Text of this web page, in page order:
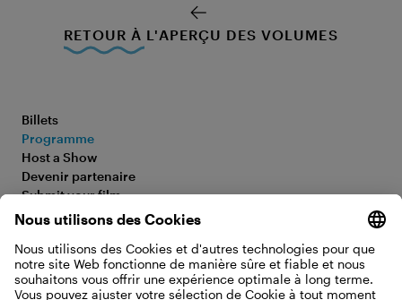
RETOUR À L'APERÇU DES VOLUMES
Billets
Programme
Host a Show
Devenir partenaire
Submit your film
FAQ
Jobs
Contact
Déclaration d’accessibilité
Legal Information
Privacy Policy
Paramètres des cookies